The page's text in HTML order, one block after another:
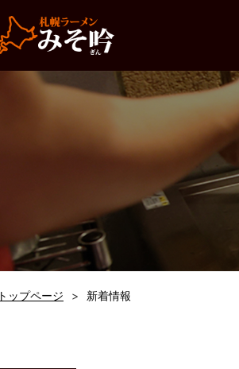
トップページ 新着情報